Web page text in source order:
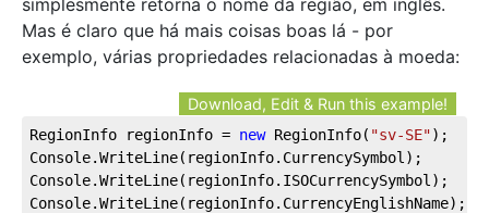
simplesmente retorna o nome da região, em inglês.
Mas é claro que há mais coisas boas lá - por
exemplo, várias propriedades relacionadas à moeda:
Download, Edit & Run this example!
RegionInfo regionInfo = new RegionInfo( "sv-SE");
Console.WriteLine(regionInfo.CurrencySymbol);
Console.WriteLine(regionInfo.ISOCurrencySymbol);
Console.WriteLine(regionInfo.CurrencyEnglishName);